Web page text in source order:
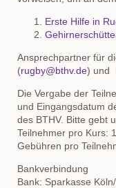
Erste Hilfe in
Ansprechpartner für
(rugby@bthv.de) und
Die Vergabe der
und Eingangsdatum
des BTHV. Bitte gebt
Teilnehmer pro Kurs:
Gebühren pro
Bankverbindung
Bank: Sparkasse